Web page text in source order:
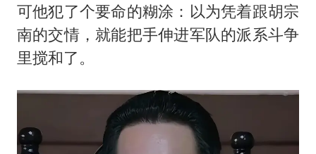
可他犯了个要命的糊涂：以为凭着跟胡宗
南的交情，就能把手伸进军队的派系斗争
里搅和了。